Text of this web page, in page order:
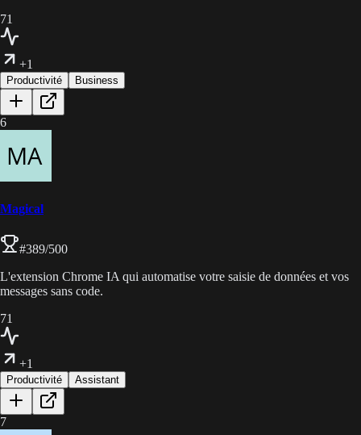
71
+1
Productivité Business
6
Magical
#389/500
L'extension Chrome IA qui automatise votre saisie de données et vos
messages sans code.
71
+1
Productivité Assistant
7